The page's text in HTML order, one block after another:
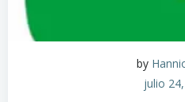
by
julio